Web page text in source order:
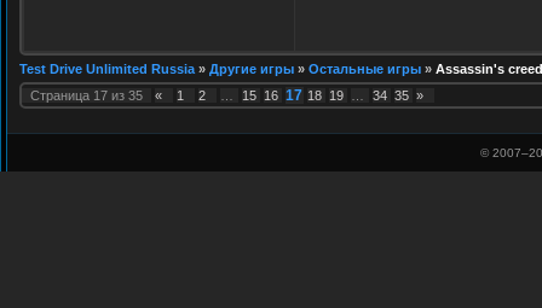
Test Drive Unlimited Russia » Другие игры » Остальные игры » Assassin's creed
Страница 17 из 35 « 1 2 15 16 17 18 19 34 35 »
© 2007–